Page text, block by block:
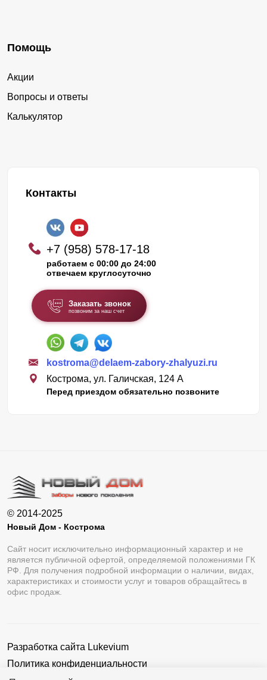
Помощь
Акции
Вопросы и ответы
Калькулятор
Контакты
+7 (958) 578-17-18
работаем с 00:00 до 24:00
отвечаем круглосуточно
Заказать звонок
позвоним за наш счет
kostroma@delaem-zabory-zhalyuzi.ru
Кострома, ул. Галичская, 124 А
Перед приездом обязательно позвоните
© 2014-2025
Новый Дом - Кострома
Сайт носит исключительно информационный характер и не
является публичной офертой, определяемой положениями ГК
РФ. Для получения подробной информации о наличии, видах,
характеристиках и стоимости услуг и товаров обращайтесь в
офис продаж.
Разработка сайта Lukevium
Политика конфиденциальности
Пользовательское соглашение